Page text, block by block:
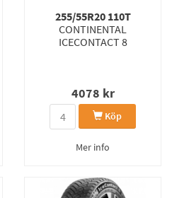
255/55R20 110T
CONTINENTAL
ICECONTACT 8
4078 kr
Köp
Mer info